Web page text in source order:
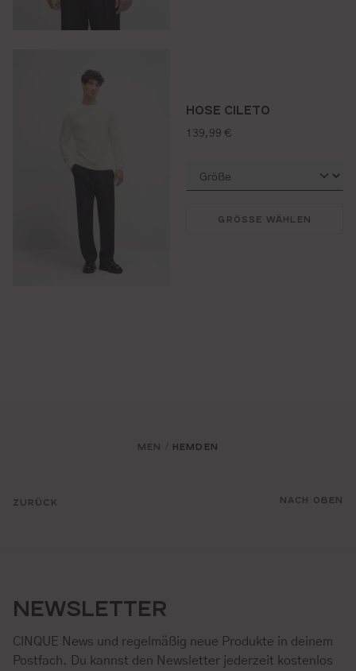
HOSE CILETO
regulärer preis:
139,99 €
GRÖSSE WÄHLEN
ZURÜCK
MEN HEMDEN
NACH OBEN
NEWSLETTER
CINQUE News und regelmäßig neue Produkte in deinem
Postfach. Du kannst den Newsletter jederzeit kostenlos